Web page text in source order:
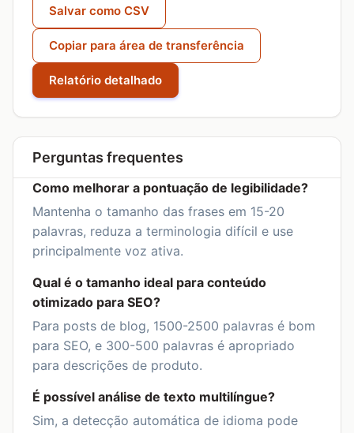
Salvar como CSV
Copiar para área de transferência
Relatório detalhado
Perguntas frequentes
Como melhorar a pontuação de legibilidade?
Mantenha o tamanho das frases em 15-20
palavras, reduza a terminologia difícil e use
principalmente voz ativa.
Qual é o tamanho ideal para conteúdo
otimizado para SEO?
Para posts de blog, 1500-2500 palavras é bom
para SEO, e 300-500 palavras é apropriado
para descrições de produto.
É possível análise de texto multilíngue?
Sim, a detecção automática de idioma pode